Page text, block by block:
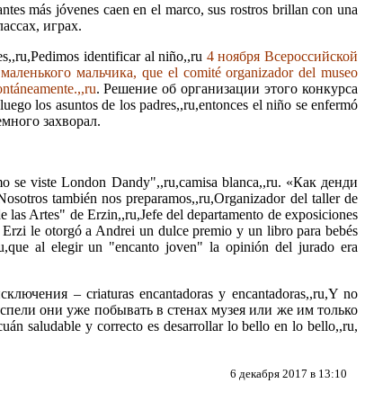
más jóvenes caen en el marco, sus rostros brillan con una
играх.
identificar al niño,,ru 4 ноября Всероссийской
мальчика, que el comité organizador del museo
. Решение об организации этого конкурса
los asuntos de los padres,,ru,entonces el niño se enfermó
захворал.
se viste London Dandy",,ru,camisa blanca,,ru. «Как денди
también nos preparamos,,ru,Organizador del taller de
Artes" de Erzin,,ru,Jefe del departamento de exposiciones
le otorgó a Andrei un dulce premio y un libro para bebés
al elegir un "encanto joven" la opinión del jurado era
– criaturas encantadoras y encantadoras,,ru,Y no
они уже побывать в стенах музея или же им только
saludable y correcto es desarrollar lo bello en lo bello,,ru,
6 декабря 2017 в 13:10